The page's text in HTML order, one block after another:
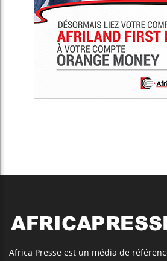
Africa Presse est un média de